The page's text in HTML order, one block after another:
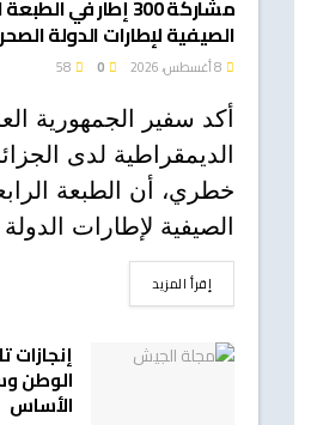
الصيفية لإطارات الدولة
أكد سفير الجمهورية
الديمقراطية لدى
خطري، أن الطبعة
الصيفية لإطارات
إقرأ المزيدDETAILS
إنجازات
الوطن
الأساس